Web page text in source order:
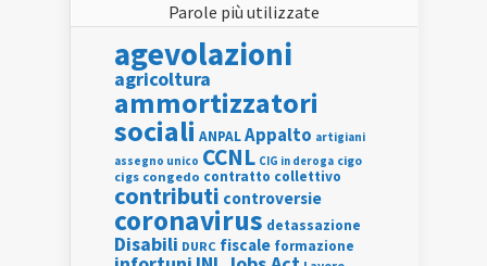
Parole più utilizzate
agevolazioni
agricoltura
ammortizzatori
sociali ANPALAppalto artigiani
assegno unico CCNL CIG in deroga cigo
cigs congedo contratto collettivo
contributi controversie
coronavirus detassazione
Disabili DURC fiscale formazione